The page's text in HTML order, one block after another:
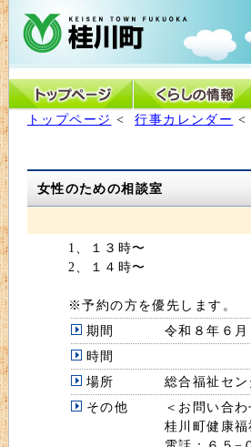
トップページ <行事カレンダー <
女性のための相談室
1、１３時〜
2、１４時〜
※予約の方を優先します。
期間
令和８年６
時間
場所
総合福祉セン
その他
＜お問い合わ
桂川町健康